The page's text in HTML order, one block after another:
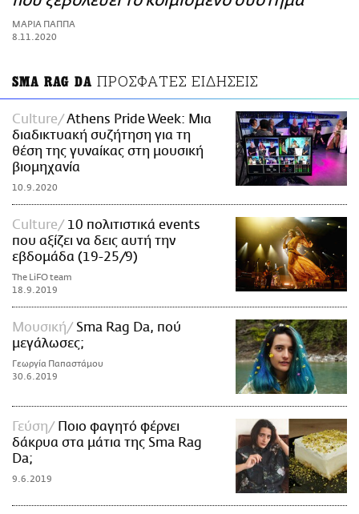
ΑΜΠΑ
PRINT
ΜΑΡΙΑ ΠΑΠΠΑ
8.11.2020
SMA RAG DA ΠΡΟΣΦΑΤΕΣ ΕΙΔΗΣΕΙΣ
Culture
Athens Pride Week: Μια
διαδικτυακή συζήτηση για τη
θέση της γυναίκας στη μουσική
βιομηχανία
10.9.2020
Culture
10 πολιτιστικά events
που αξίζει να δεις αυτή την
εβδομάδα (19-25/9)
The LiFO team
18.9.2019
Μουσική
Sma Rag Da, πού
μεγάλωσες;
Γεωργία Παπαστάμου
30.6.2019
Γεύση
Ποιο φαγητό φέρνει
δάκρυα στα μάτια της Sma Rag
Da;
9.6.2019